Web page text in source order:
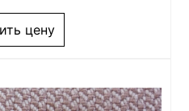
цену